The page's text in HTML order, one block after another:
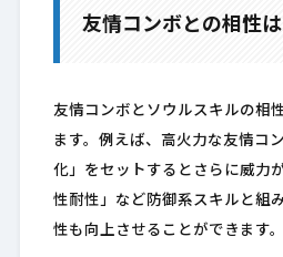
友情コンボとの相性
友情コンボとソウルスキルの相
ます。例えば、高火力な友情コ
化」をセットするとさらに威力
性耐性」など防御系スキルと組
性も向上させることができます。